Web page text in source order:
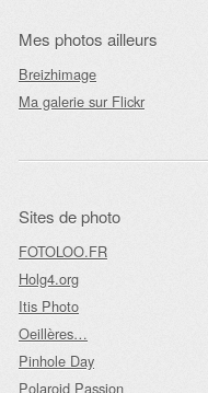
Mes photos ailleurs
Breizhimage
Ma galerie sur Flickr
Sites de photo
FOTOLOO.FR
Holg4.org
Itis Photo
Oeillères…
Pinhole Day
Polaroid Passion